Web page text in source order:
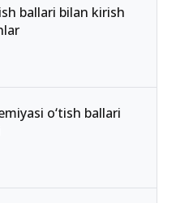
ballari bilan kirish
o‘tish ballari